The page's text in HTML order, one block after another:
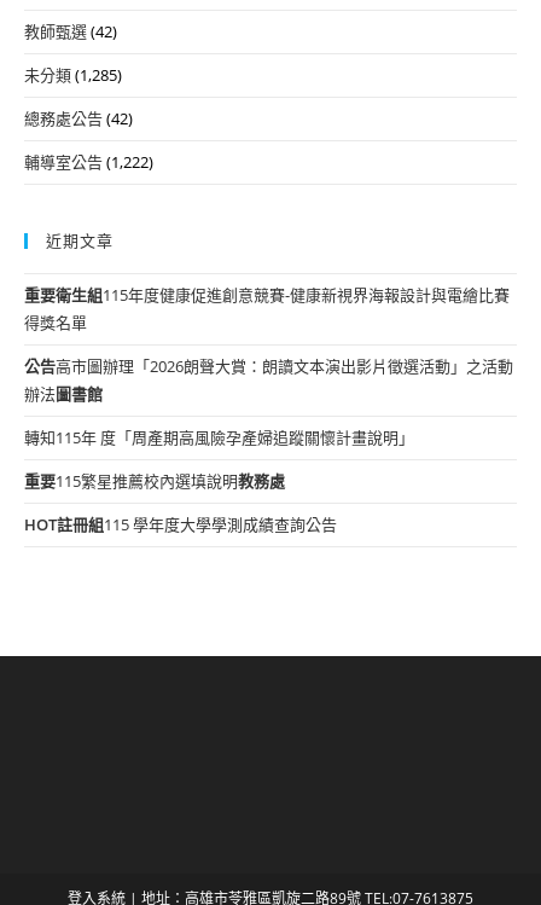
教師甄選(42)
未分類(1,285)
總務處公告(42)
輔導室公告(1,222)
近期文章
重要衛生組115年度健康促進創意競賽-健康新視界海報設計與電繪比賽
得獎名單
公告高市圖辦理「2026朗聲大賞：朗讀文本演出影片徵選活動」之活動
辦法圖書館
轉知115年 度「周產期高風險孕產婦追蹤關懷計畫說明」
重要115繁星推薦校內選填說明教務處
HOT註冊組115 學年度大學學測成績查詢公告
登入系統 | 地址：高雄市苓雅區凱旋二路89號 TEL:07-7613875